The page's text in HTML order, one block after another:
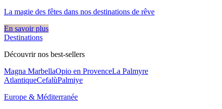
La magie des fêtes dans nos destinations de rêve​
En savoir plus
Destinations
Découvrir nos best-sellers
Magna MarbellaOpio en ProvenceLa Palmyre
AtlantiqueCefalùPalmiye
Europe & Méditerranée